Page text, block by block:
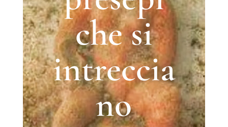
che si
intreccia
no